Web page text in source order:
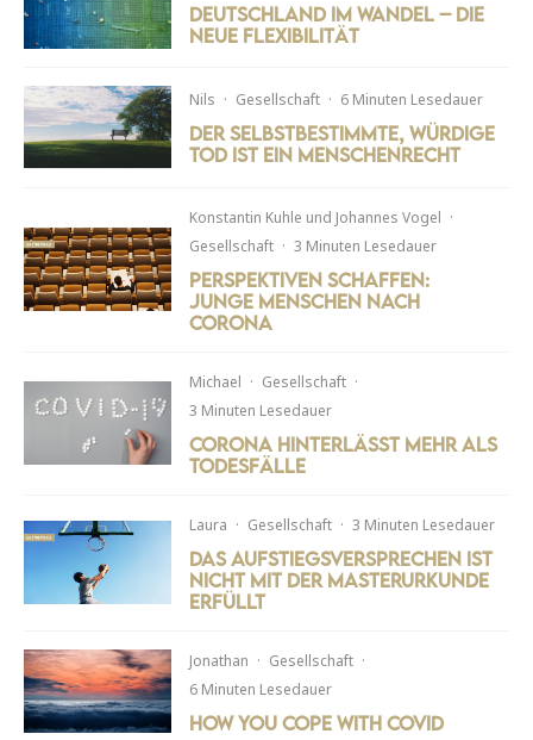
Deutschland im Wandel – die
neue Flexibilität
Nils · Gesellschaft · 6 Minuten Lesedauer
Der selbstbestimmte, würdige
Tod ist ein Menschenrecht
Konstantin Kuhle und Johannes Vogel ·
Gesellschaft · 3 Minuten Lesedauer
Perspektiven schaffen:
Junge Menschen nach
Corona
Michael · Gesellschaft ·
3 Minuten Lesedauer
Corona hinterlässt mehr als
Todesfälle
Laura · Gesellschaft · 3 Minuten Lesedauer
Das Aufstiegsversprechen ist
nicht mit der Masterurkunde
erfüllt
Jonathan · Gesellschaft ·
6 Minuten Lesedauer
How You Cope with Covid